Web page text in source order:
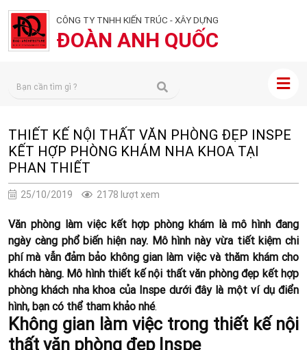
CÔNG TY TNHH KIẾN TRÚC - XÂY DỰNG
ĐOÀN ANH QUỐC
THIẾT KẾ NỘI THẤT VĂN PHÒNG ĐẸP INSPE
KẾT HỢP PHÒNG KHÁM NHA KHOA TẠI
PHAN THIẾT
25/10/2019 2178 lượt xem
Văn phòng làm việc kết hợp phòng khám là mô hình đang
ngày càng phổ biến hiện nay. Mô hình này vừa tiết kiệm chi
phí mà vẫn đảm bảo không gian làm việc và thăm khám cho
khách hàng. Mô hình thiết kế nội thất văn phòng đẹp kết hợp
phòng khách nha khoa của Inspe dưới đây là một ví dụ điển
hình, bạn có thể tham khảo nhé.
Không gian làm việc trong thiết kế nội
thất văn phòng đẹp Inspe